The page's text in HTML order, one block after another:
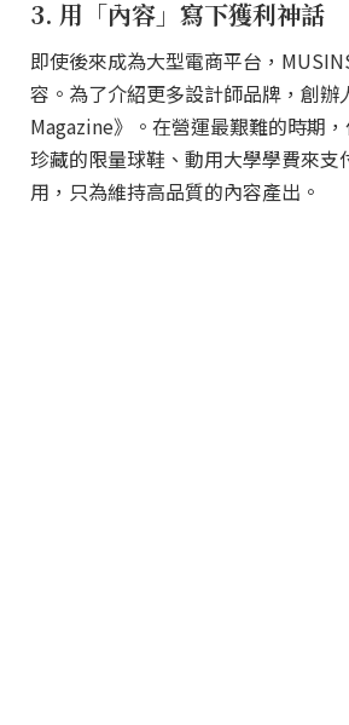
3. 用「內容」寫下獲利神話
即使後來成為大型電商平台，
容。為了介紹更多設計師品牌，創辦
Magazine》。在營運最艱難的時期
珍藏的限量球鞋、動用大學學費來支
用，只為維持高品質的內容產出。